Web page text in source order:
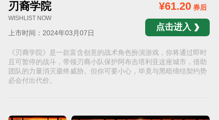
刃裔学院
WISHLIST NOW
上市时间：2024年03月07日
¥61.20券后
点击进入
《刃裔学院》是一款富含创意的战术角色扮演游戏，你将通过即时
且可暂停的战斗，带领刃裔小队保护阿布吉塔利亚这座城市，借助
团队的力量消灭最终威胁。但你可要小心，毕竟与黑暗缔结契约势
必会付出代价。